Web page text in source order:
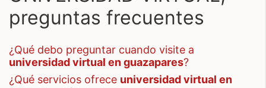
preguntas frecuentes
¿qué debo preguntar cuando visite a
universidad virtual en guazapares?
¿qué servicios ofrece universidad virtual en